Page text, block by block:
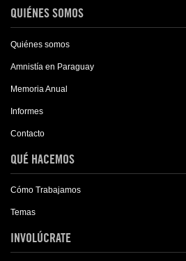
QUIÉNES SOMOS
Quiénes somos
Amnistía en Paraguay
Memoria Anual
Informes
Contacto
QUÉ HACEMOS
Cómo Trabajamos
Temas
INVOLÚCRATE